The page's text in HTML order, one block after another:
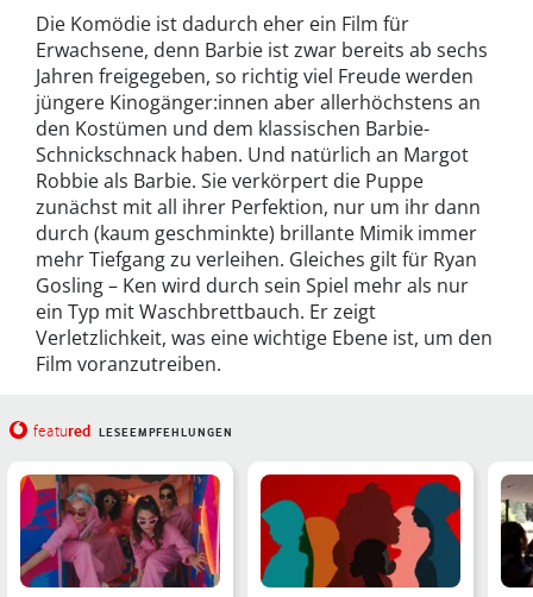
Die Komödie ist dadurch eher ein Film für
Erwachsene, denn Barbie ist zwar bereits ab sechs
Jahren freigegeben, so richtig viel Freude werden
jüngere Kinogänger:innen aber allerhöchstens an
den Kostümen und dem klassischen Barbie-
Schnickschnack haben. Und natürlich an Margot
Robbie als Barbie. Sie verkörpert die Puppe
zunächst mit all ihrer Perfektion, nur um ihr dann
durch (kaum geschminkte) brillante Mimik immer
mehr Tiefgang zu verleihen. Gleiches gilt für Ryan
Gosling – Ken wird durch sein Spiel mehr als nur
ein Typ mit Waschbrettbauch. Er zeigt
Verletzlichkeit, was eine wichtige Ebene ist, um den
Film voranzutreiben.
featured LESEEMPFEHLUNGEN